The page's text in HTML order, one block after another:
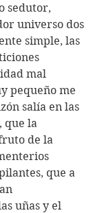
sedutor,
universo dos
simple, las
mal
pequeño me
salía en las
que la
de la
que a
uñas y el